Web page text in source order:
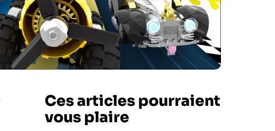
Ces articles pourraient
vous plaire